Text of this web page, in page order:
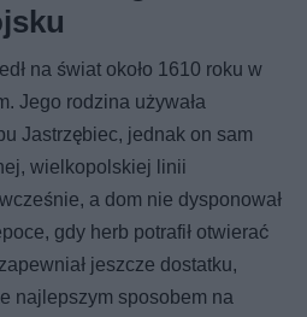
na świat około 1610 roku w
Jego rodzina używała
Jastrzębiec, jednak on sam
wielkopolskiej linii
a dom nie dysponował
gdy herb potrafił otwierać
jeszcze dostatku,
najlepszym sposobem na